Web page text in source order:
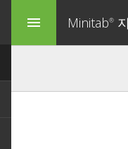
menu Minitab®